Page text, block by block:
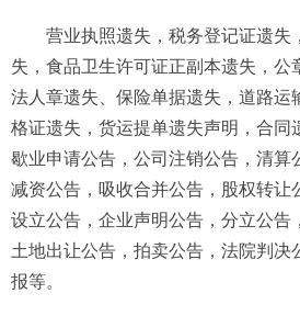
营业执照遗失，税务登记证遗失
失，食品卫生许可证正副本遗失，公
法人章遗失、保险单据遗失，道路运
格证遗失，货运提单遗失声明，合同
歇业申请公告，公司注销公告，清算
减资公告，吸收合并公告，股权转让
设立公告，企业声明公告，分立公告
土地出让公告，拍卖公告，法院判决
报等。